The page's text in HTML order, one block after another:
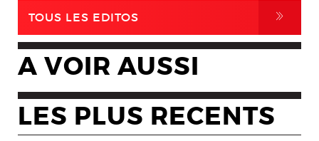
TOUS LES EDITOS ,
A VOIR AUSSI
LES PLUS RECENTS